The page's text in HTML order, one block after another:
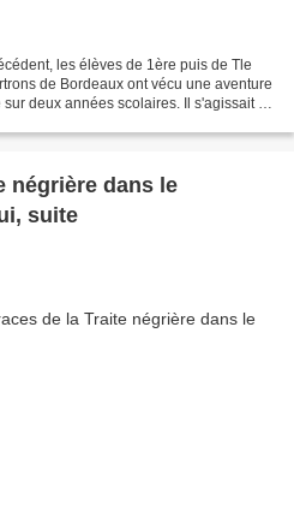
les élèves de 1ère puis de Tle
de Bordeaux ont vécu une aventure
deux années scolaires. Il s'agissait de
négrière dans le
suite